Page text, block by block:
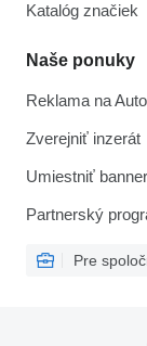
Katalóg značiek
Naše ponuky
Reklama na
Zverejniť inzerát
Umiestniť banner
Partnerský
Pre